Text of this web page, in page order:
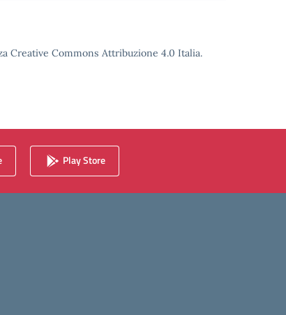
Creative Commons Attribuzione 4.0 Italia.
Play Store